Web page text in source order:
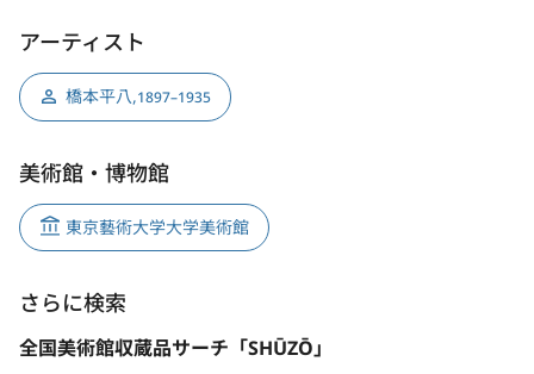
アーティスト
橋本平八,1897–1935
美術館・博物館
東京藝術大学大学美術館
さらに検索
全国美術館収蔵品サーチ「SHŪZŌ」